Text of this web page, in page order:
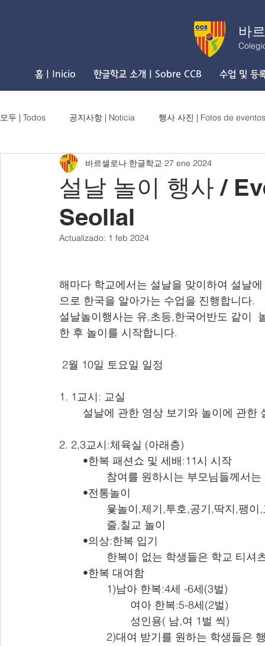
바
홈 | Inicio 한글학교 소개 | Sobre CCB 수업 및 등
모두 | Todos 공지사항 | Noticia 행사 사진 | Fotos de eventos
설날 놀이 행사 /
Seollal
바르셀로나 한글학교 27 ene 2024
Actualizado: 1 feb 2024
해마다 학교에서는 설날을 맞이하여 설날
으로 한국을 알아가는 수업을 진행합니다.
설날놀이행사는 유,초등,한국어반도 같이
한 후 놀이를 시작합니다.
2월 10일 토요일 일정
1. 1교시: 교실
설날에 관한 영상 보기와 놀이에 관한
2. 2,3교시:체육실 (아래층)
•한복 패션쇼 및 세배:11시 시작
참여를 원하시는 부모님들께서
•전통놀이
윷놀이,제기,투호,공기,딱지,팽
줄,칠교 놀이
•의상:한복 입기
한복이 없는 학생들은 학교 티셔
•한복 대여함
  		1)남아 한복:4세 -6세(3벌)
     			여아 한복:5-8세(2벌)
     			성인용( 남,여 1벌 씩)
2)대여 받기를 원하는 학생